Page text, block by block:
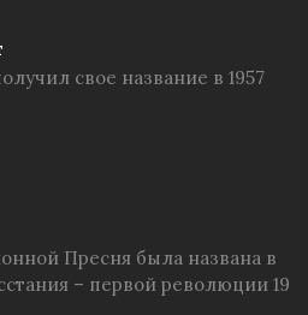
свое название в 1957
Пресня была названа в
– первой революции 19